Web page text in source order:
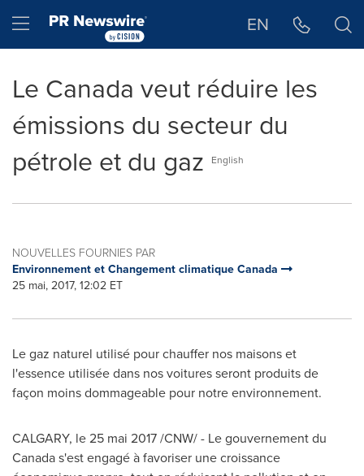
Hamburger menu EN
Le Canada veut réduire les
émissions du secteur du
pétrole et du gaz
English
NOUVELLES FOURNIES PAR
Environnement et Changement climatique Canada
25 mai, 2017, 12:02 ET
Le gaz naturel utilisé pour chauffer nos maisons et
l'essence utilisée dans nos voitures seront produits de
façon moins dommageable pour notre environnement.
CALGARY, le 25 mai 2017 /CNW/ - Le gouvernement du
Canada s'est engagé à favoriser une croissance